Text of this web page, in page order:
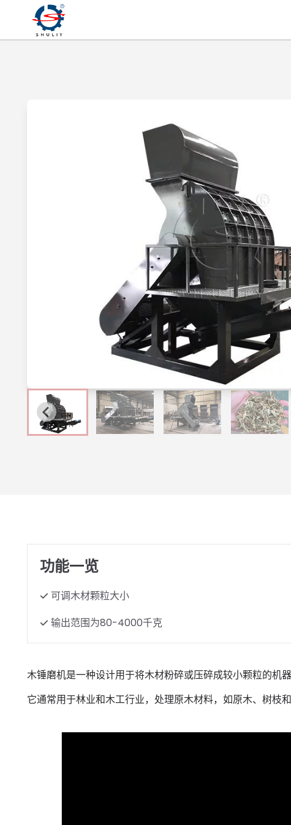
功能一览
可调木材颗粒大小
输出范围为80-4000千克
木锤磨机是一种设计用于将木材粉碎或压碎成较小颗粒的机
它通常用于林业和木工行业，处理原木材料，如原木、树枝和